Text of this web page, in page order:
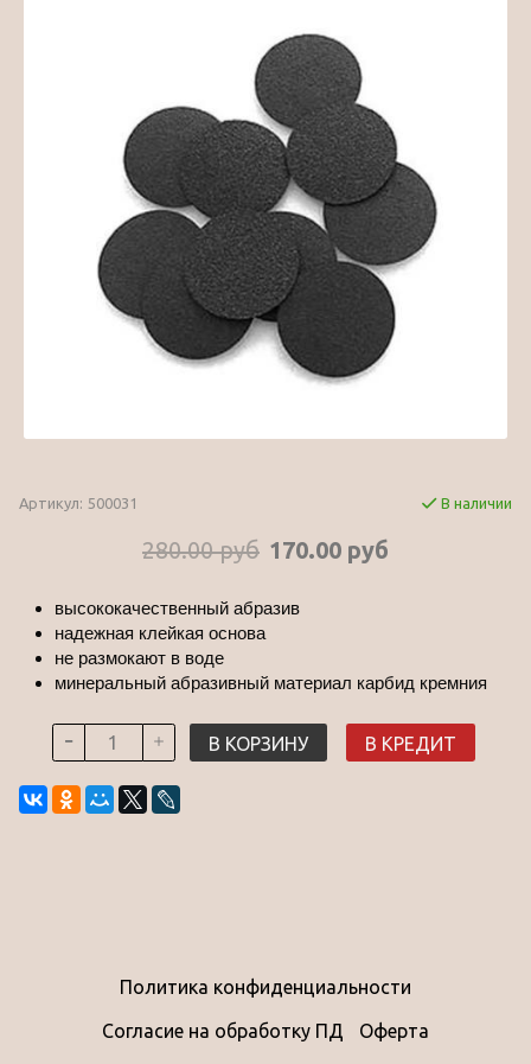
Артикул: 500031 В наличии
280.00 руб 170.00 руб
высококачественный абразив
надежная клейкая основа
не размокают в воде
минеральный абразивный материал карбид кремния
В КОРЗИНУ В КРЕДИТ
Политика конфиденциальности
Согласие на обработку ПД Оферта